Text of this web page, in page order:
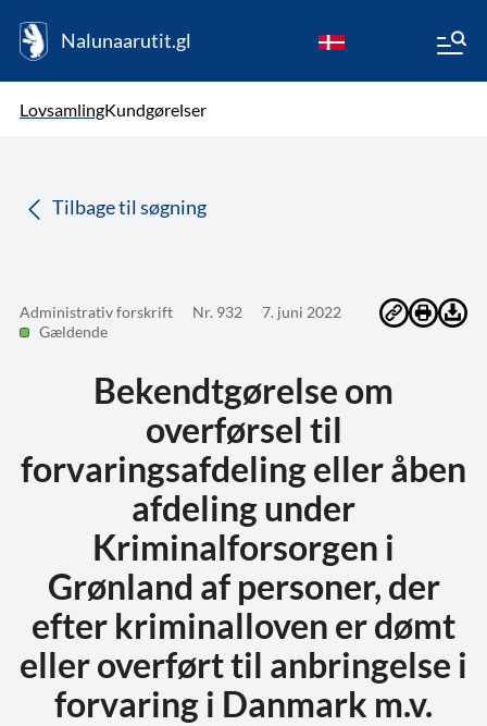
Nalunaarutit.gl
LovsamlingKundgørelser
Tilbage til søgning
Administrativ forskrift Nr. 932
7. juni 2022
Gældende
Bekendtgørelse om
overførsel til
forvaringsafdeling eller åben
afdeling under
Kriminalforsorgen i
Grønland af personer, der
efter kriminalloven er dømt
eller overført til anbringelse i
forvaring i Danmark m.v.